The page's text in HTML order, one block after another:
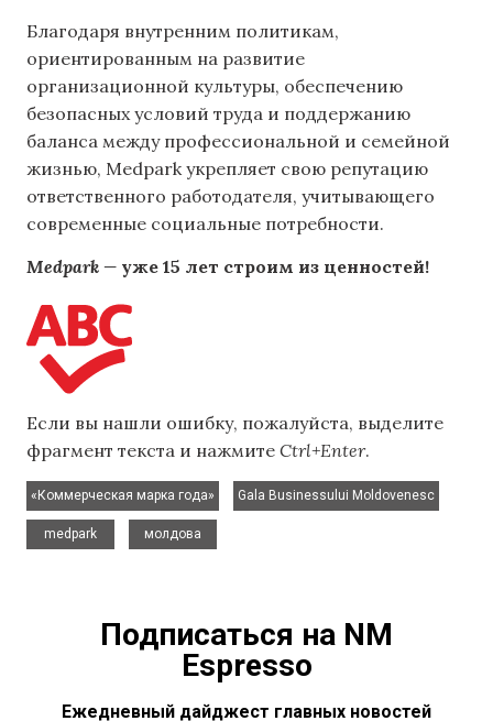
Благодаря внутренним политикам,
ориентированным на развитие
организационной культуры, обеспечению
безопасных условий труда и поддержанию
баланса между профессиональной и семейной
жизнью, Medpark укрепляет свою репутацию
ответственного работодателя, учитывающего
современные социальные потребности.
Medpark — уже 15 лет строим из ценностей!
Если вы нашли ошибку, пожалуйста, выделите
фрагмент текста и нажмите Ctrl+Enter.
«Коммерческая марка года»
Gala Businessului Moldovenesc
medpark
молдова
Подписаться на NM
Espresso
Ежедневный дайджест главных новостей